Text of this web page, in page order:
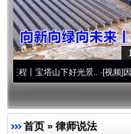
山下好光景..·[视频]因党而生 为
首页 » 律师说法